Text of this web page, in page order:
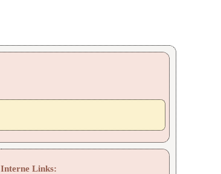
Interne Links: